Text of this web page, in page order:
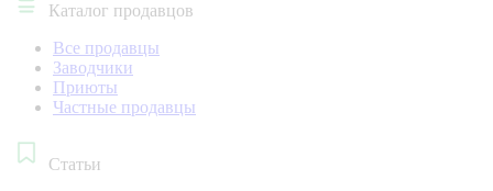
Каталог продавцов
Все продавцы
Заводчики
Приюты
Частные продавцы
Статьи